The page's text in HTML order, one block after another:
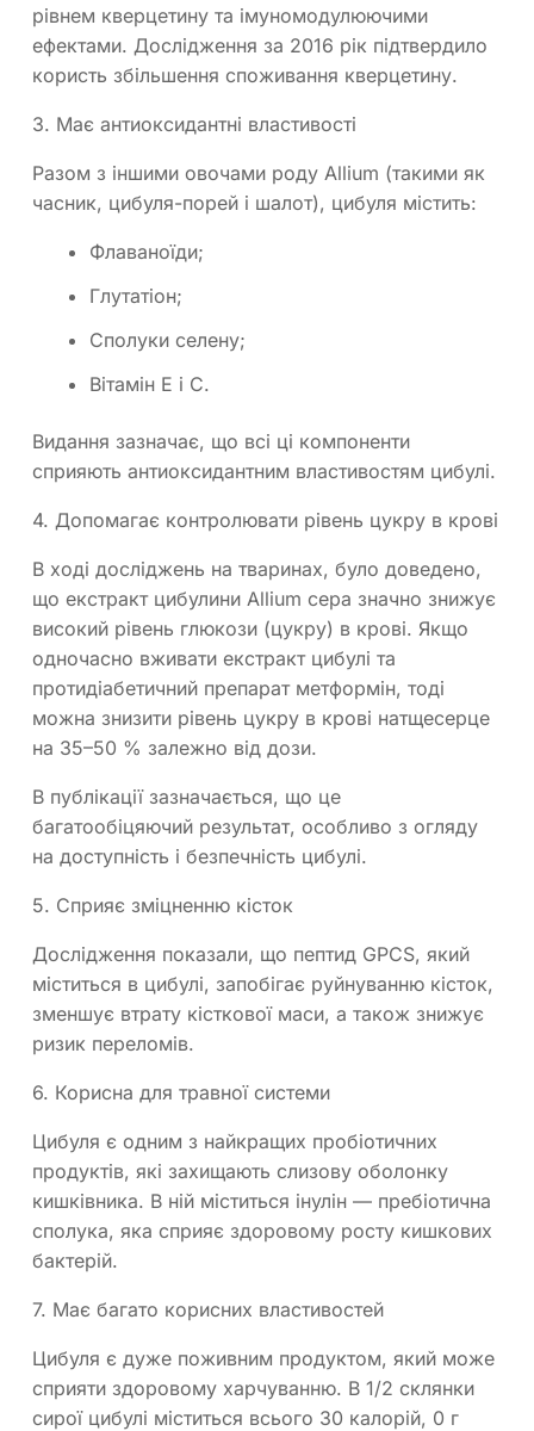
рівнем кверцетину та імуномодулюючими
ефектами. Дослідження за 2016 рік підтвердило
користь збільшення споживання кверцетину.
3. Має антиоксидантні властивості
Разом з іншими овочами роду Allium (такими як
часник, цибуля-порей і шалот), цибуля містить:
Флаваноїди;
Глутатіон;
Сполуки селену;
Вітамін Е і С.
Видання зазначає, що всі ці компоненти
сприяють антиоксидантним властивостям цибулі.
4. Допомагає контролювати рівень цукру в крові
В ході досліджень на тваринах, було доведено,
що екстракт цибулини Allium cepa значно знижує
високий рівень глюкози (цукру) в крові. Якщо
одночасно вживати екстракт цибулі та
протидіабетичний препарат метформін, тоді
можна знизити рівень цукру в крові натщесерце
на 35–50 % залежно від дози.
В публікації зазначається, що це
багатообіцяючий результат, особливо з огляду
на доступність і безпечність цибулі.
5. Сприяє зміцненню кісток
Дослідження показали, що пептид GPCS, який
міститься в цибулі, запобігає руйнуванню кісток,
зменшує втрату кісткової маси, а також знижує
ризик переломів.
6. Корисна для травної системи
Цибуля є одним з найкращих пробіотичних
продуктів, які захищають слизову оболонку
кишківника. В ній міститься інулін — пребіотична
сполука, яка сприяє здоровому росту кишкових
бактерій.
7. Має багато корисних властивостей
Цибуля є дуже поживним продуктом, який може
сприяти здоровому харчуванню. В 1/2 склянки
сирої цибулі міститься всього 30 калорій, 0 г